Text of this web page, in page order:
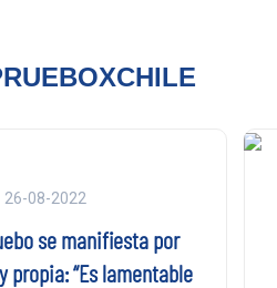
26-08-2022
se manifiesta por
propia: “Es lamentable